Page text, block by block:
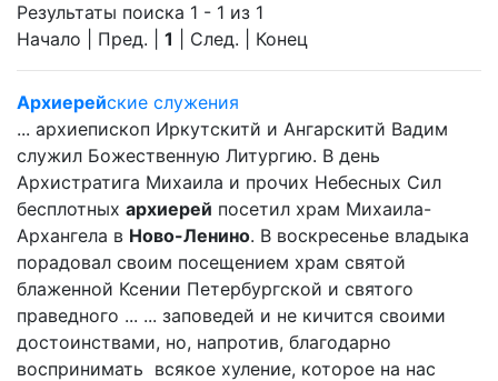
Результаты поиска 1 - 1 из 1
Начало | Пред. | 1 | След. | Конец
Архиерейские служения
... архиепископ Иркутскитй и Ангарскитй Вадим
служил Божественную Литургию. В день
Архистратига Михаила и прочих Небесных Сил
бесплотных архиерей посетил храм Михаила-
Архангела в Ново-Ленино. В воскресенье владыка
порадовал своим посещением храм святой
блаженной Ксении Петербургской и святого
праведного ... ... заповедей и не кичится своими
достоинствами, но, напротив, благодарно
воспринимать всякое хуление, которое на нас